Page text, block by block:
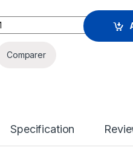
Alto Networks Advanced
Comparer
Specification